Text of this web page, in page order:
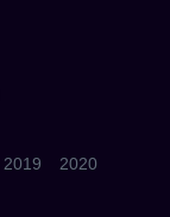
2019 2020